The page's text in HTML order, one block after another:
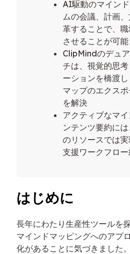
AI駆動のマイン
ムの会議、計画
革することで、
させることが可能
ClipMindのデュ
チは、視覚的思
ーションを橋渡
マップのエクス
を解決
アクティブなマ
ンテンツ要約には
のリソースでは
支援ワークフロ
はじめに
長年にわたり生産性ツールを
マインドマッピングへのアプ
化があることに気づきました